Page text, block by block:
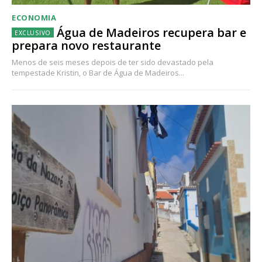
ECONOMIA
Água de Madeiros recupera bar e
prepara novo restaurante
Menos de seis meses depois de ter sido devastado pela
tempestade Kristin, o Bar de Água de Madeiros...